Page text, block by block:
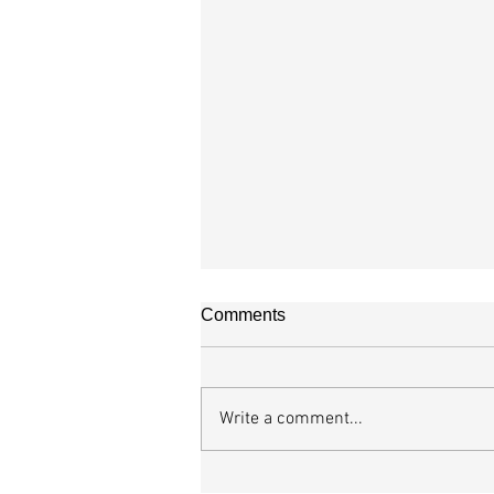
오직 예수
Comments
Write a comment...